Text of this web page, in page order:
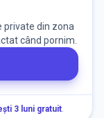
private din zona
când pornim.
3 luni gratuit.